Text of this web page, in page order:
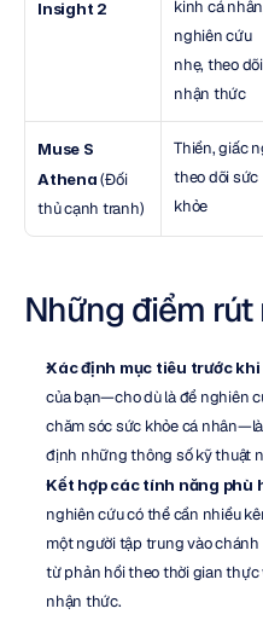
Insight 2
kinh cá
nghiên cứu
nhẹ, theo dõi
nhận thức
Muse S
Athena (Đối
thủ cạnh tranh)
Thiền, giấc
theo dõi sức
khỏe
Những điểm rút
Xác định mục tiêu trước khi
của bạn—cho dù là để nghiên
chăm sóc sức khỏe cá
định những thông số kỹ thuật
Kết hợp các tính năng phù
nghiên cứu có thể cần nhiều
một người tập trung vào
từ phản hồi theo thời gian thực
nhận thức.